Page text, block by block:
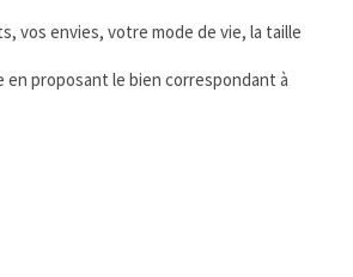
vos envies, votre mode de vie, la taille
proposant le bien correspondant à